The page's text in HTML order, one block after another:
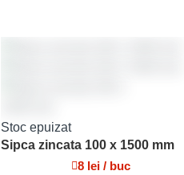
Stoc epuizat
Sipca zincata 100 x 1500 mm
8 lei / buc